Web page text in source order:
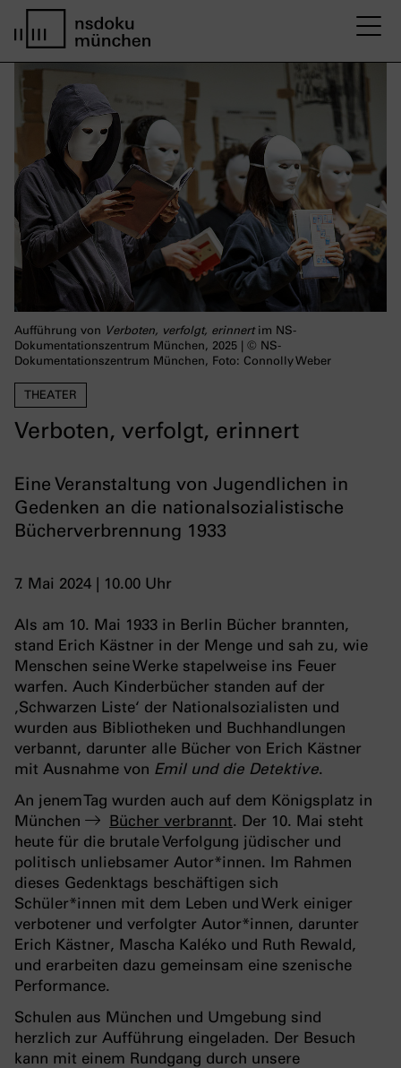
THEATER
Verboten, verfolgt, erinnert
Eine Veranstaltung von Jugendlichen in
Gedenken an die nationalsozialistische
Bücherverbrennung 1933
7. Mai 2024 | 10.00 Uhr
Aufführung von Verboten, verfolgt, erinnertim NS-
Dokumentationszentrum München, 2025 | © NS-
Dokumentationszentrum München, Foto: Connolly Weber
Als am 10. Mai 1933 in Berlin Bücher brannten,
stand Erich Kästner in der Menge und sah zu, wie
Menschen seine Werke stapelweise ins Feuer
warfen. Auch Kinderbücher standen auf der
‚Schwarzen Liste‘ der Nationalsozialisten und
wurden aus Bibliotheken und Buchhandlungen
verbannt, darunter alle Bücher von Erich Kästner
mit Ausnahme von Emil und die Detektive.
An jenem Tag wurden auch auf dem Königsplatz in
München
Bücher verbrannt. Der 10. Mai steht
heute für die brutale Verfolgung jüdischer und
politisch unliebsamer Autor*innen. Im Rahmen
dieses Gedenktags beschäftigen sich
Schüler*innen mit dem Leben und Werk einiger
verbotener und verfolgter Autor*innen, darunter
Erich Kästner, Mascha Kaléko und Ruth Rewald,
und erarbeiten dazu gemeinsam eine szenische
Performance.
Schulen aus München und Umgebung sind
herzlich zur Aufführung eingeladen. Der Besuch
kann mit einem Rundgang durch unsere